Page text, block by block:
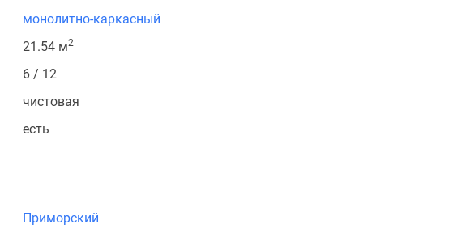
монолитно-каркасный
21.54 м2
6 / 12
чистовая
есть
Приморский